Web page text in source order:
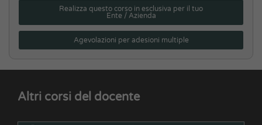
Realizza questo corso in esclusiva per il tuo
Ente / Azienda
Agevolazioni per adesioni multiple
Altri corsi del docente